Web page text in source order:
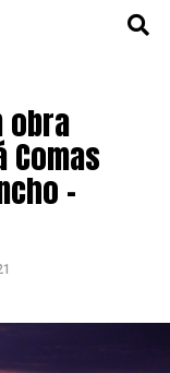
obra
Comas
–